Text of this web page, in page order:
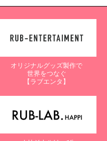
オリジナルグッズ製作で
世界をつなぐ
【ラブエンタ】